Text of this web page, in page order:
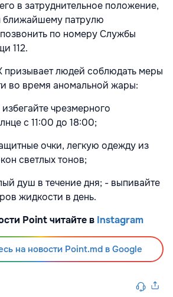
в затруднительное положение,
ближайшему патрулю
по номеру Службы
112.
призывает людей соблюдать меры
во время аномальной жары:
чрезмерного
с 11:00 до 18:00;
очки, легкую одежду из
светлых тонов;
душ в течение дня; - выпивайте
жидкости в день.
Point читайте в Instagram
на новости Point.md в Google